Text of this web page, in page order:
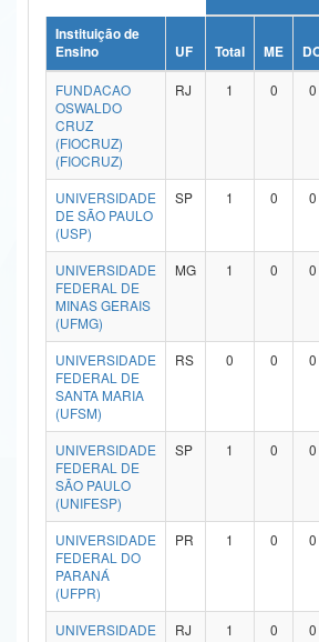
Ministério da Ciência, Tecnologia, Inovações e
Ministério do Meio Ambiente
Ministério do Turismo
Ministério do Desenvolvimento Regional
Controladoria-Geral da União
Ministério da Mulher, da Família e dos Direitos
Secretaria-Geral
Secretaria de Governo
Gabinete de Segurança Institucional
Advocacia-Geral da União
Banco Central do Brasil
Instituição de
Ensino
UF Total ME
FUNDACAO
OSWALDO
CRUZ
(FIOCRUZ)
(FIOCRUZ)
RJ 1 0 0
UNIVERSIDADE
DE SÃO PAULO
(USP)
SP 1 0 0
UNIVERSIDADE
FEDERAL DE
MINAS GERAIS
(UFMG)
MG 1 0 0
UNIVERSIDADE
FEDERAL DE
SANTA MARIA
(UFSM)
RS 0 0 0
UNIVERSIDADE
FEDERAL DE
SÃO PAULO
(UNIFESP)
SP 1 0 0
UNIVERSIDADE
FEDERAL DO
PARANÁ
(UFPR)
PR 1 0 0
UNIVERSIDADE
RJ 1 0 0